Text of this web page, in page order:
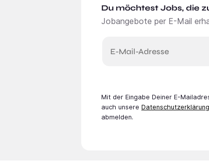
Du möchtest Jobs, die
Jobangebote per E-Mail
E-Mail-Adresse
Mit der Eingabe Deiner E-
auch unsere Datenschutzerklärung
abmelden.